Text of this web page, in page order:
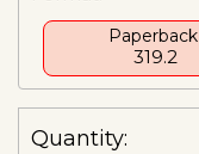
Paperback
₹ 319.2
Quantity: